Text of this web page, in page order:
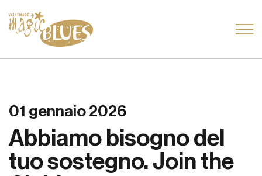
01 gennaio 2026
Abbiamo bisogno del
tuo sostegno. Join the